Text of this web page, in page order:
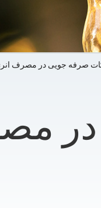
صرفه جویی در مصرف